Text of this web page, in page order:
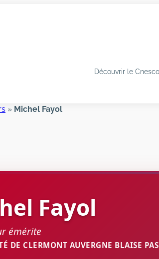
Découvrir le Cnesco
» Michel Fayol
Fayol
émérite
DE CLERMONT AUVERGNE BLAISE